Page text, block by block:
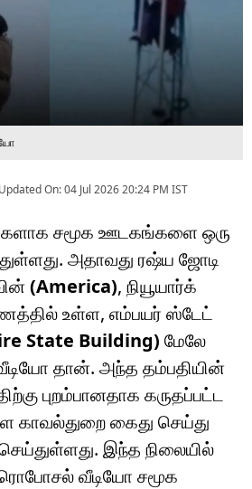
Updated On:04 Jul 2026 20:24 PM IST
சமூக ஊடகங்களை ஒரு
அதாவது ரஷ்ய ஜோடி
(America), நியூயார்க்
உள்ள, எம்பயர் ஸ்டேட்
State Building) மேலே
தான். அந்த தம்பதியின்
புறம்பானதாக கருதப்பட்ட
காவல்துறை கைது செய்து
செய்துள்ளது. இந்த நிலையில்
வீடியோ சமூக